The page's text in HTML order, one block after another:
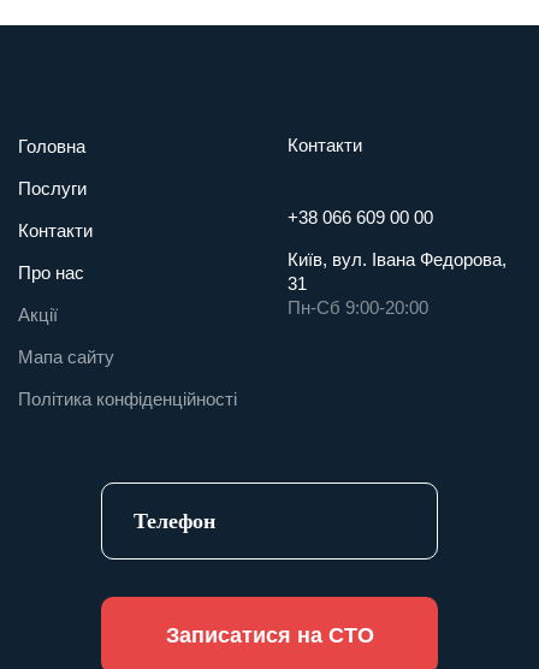
Головна
Послуги
Контакти
Про нас
Акції
Мапа сайту
Політика конфіденційності
Контакти
+38 066 609 00 00
Київ, вул. Івана Федорова,
31
Пн-Сб 9:00-20:00
Записатися на СТО